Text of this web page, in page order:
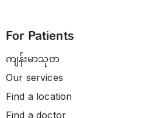
For Patients
ကျန်းမာသုတ
Our services
Find a location
Find a doctor